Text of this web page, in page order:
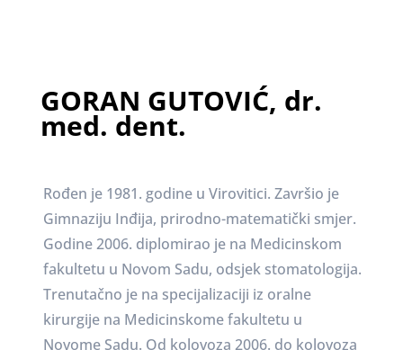
GORAN GUTOVIĆ, dr.
med. dent.
Rođen je 1981. godine u Virovitici. Završio je
Gimnaziju Inđija, prirodno-matematički smjer.
Godine 2006. diplomirao je na Medicinskom
fakultetu u Novom Sadu, odsjek stomatologija.
Trenutačno je na specijalizaciji iz oralne
kirurgije na Medicinskome fakultetu u
Novome Sadu. Od kolovoza 2006. do kolovoza